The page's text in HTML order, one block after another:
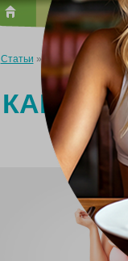
О
Статьи »Как похудеть в
КАК